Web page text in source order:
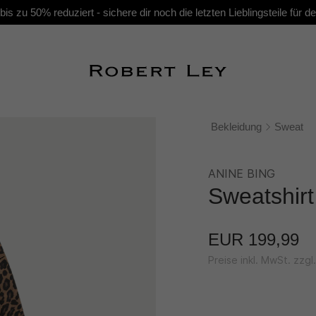
zu 50% reduziert - sichere dir noch die letzten Lieblingsteile für
Bekleidung Sweat
ANINE BING
EUR 199,99
Preise inkl. MwSt.